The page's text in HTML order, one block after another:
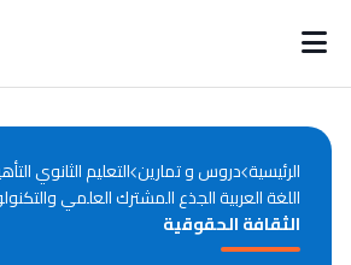
Annonces bourses
الرئيسية دروس و تمارين التعليم الثانوي
اللغة العربية الجذع المشترك العلمي
الثقافة الحقوقية